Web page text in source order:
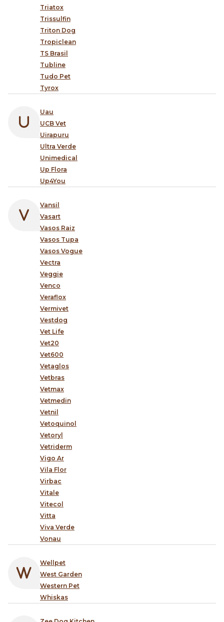
Triatox
Trissulfin
Triton Dog
Tropiclean
TS Brasil
Tubline
Tudo Pet
Tyrox
Uau
UCB Vet
Uirapuru
Ultra Verde
Unimedical
Up Flora
Up4You
Vansil
Vasart
Vasos Raiz
Vasos Tupa
Vasos Vogue
Vectra
Veggie
Venco
Veraflox
Vermivet
Vestdog
Vet Life
Vet20
Vet600
Vetaglos
Vetbras
Vetmax
Vetmedin
Vetnil
Vetoquinol
Vetoryl
Vetriderm
Vigo Ar
Vila Flor
Virbac
Vitale
Vitecol
Vitta
Viva Verde
Vonau
Wellpet
West Garden
Western Pet
Whiskas